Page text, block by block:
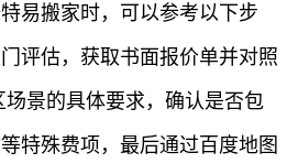
易搬家时，可以参考以下步
评估，获取书面报价单并对照
景的具体要求，确认是否包
特殊费项，最后通过百度地图